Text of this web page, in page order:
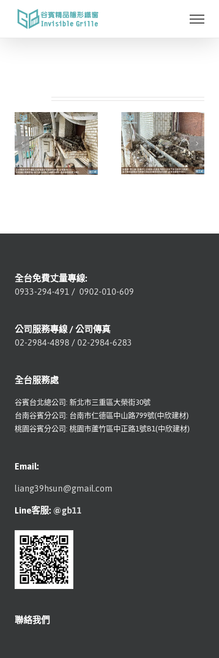
全台免費丈量專線:
0933-294-491 / 0902-010-609
公司服務專線 / 公司傳真
02-2984-4898 / 02-2984-6283
全台服務處
谷賓台北總公司: 新北市三重區大榮街30號
台南谷賓分公司: 台南市仁德區中山路799號(中欣建材)
桃園谷賓分公司: 桃園市蘆竹區中正路1號B1(中欣建材)
Email:
liang39hsun@gmail.com
Line客服: @gb11
聯絡我們